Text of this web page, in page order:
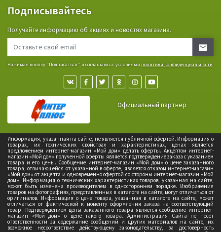
Подписывайтесь
Получайте информацию об акциях и новостях магазина.
Нажимая кнопку "Подписаться", я соглашаюсь с условиями политики конфиденциальности
Официальный партнер
Информация, указанная на сайте, не является публичной офертой. Информация о
товарах, их технических свойствах и характеристиках, ценах является
предложением интернет-магазин «Мой дом» делать оферты. Акцептом интернет-
магазин «Мой дом» полученной оферты является подтверждение заказа с указанием
товара и его цены. Сообщение интернет-магазин «Мой дом» о цене заказанного
товара, отличающейся от указанной в оферте, является отказом интернет-магазин
«Мой дом» от акцепта и одновременно офертой со стороны интернет-магазин «Мой
дом». Информация о технических характеристиках товаров, указанная на сайте,
может быть изменена производителем в одностороннем порядке. Изображения
товаров на фотографиях, представленных в каталоге на сайте, могут отличаться от
оригиналов. Информация о цене товара, указанная в каталоге на сайте, может
отличаться от фактической к моменту оформления заказа на соответствующий
товар. Подтверждением цены заказанного товара является сообщение интернет-
магазин «Мой дом» о цене такого товара. Администрация Сайта не несет
ответственности за содержание сообщений и других материалов на сайте, их
возможное несоответствие действующему законодательству, за достоверность